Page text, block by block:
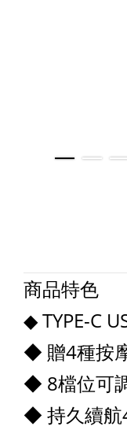
商品特色
◆ TYPE-C
◆ 贈4種按
◆ 8檔位可
◆ 持久續航